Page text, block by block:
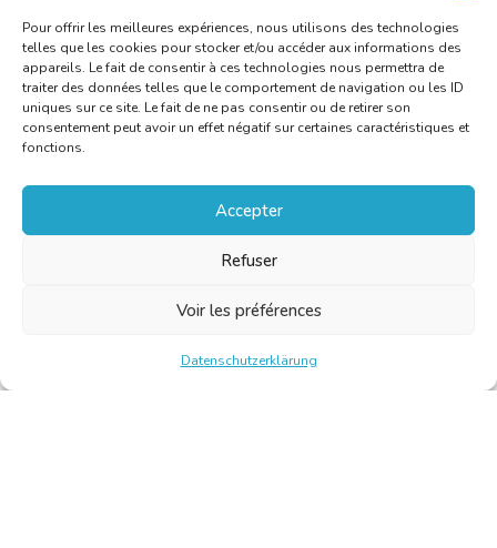
Pour offrir les meilleures expériences, nous utilisons des technologies
telles que les cookies pour stocker et/ou accéder aux informations des
appareils. Le fait de consentir à ces technologies nous permettra de
traiter des données telles que le comportement de navigation ou les ID
uniques sur ce site. Le fait de ne pas consentir ou de retirer son
consentement peut avoir un effet négatif sur certaines caractéristiques et
fonctions.
Accepter
Refuser
Voir les préférences
Datenschutzerklärung